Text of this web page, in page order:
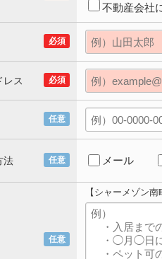
不動産会社
必須
必須
レス
任意
任意
法 メール
任意
【シャーメゾン